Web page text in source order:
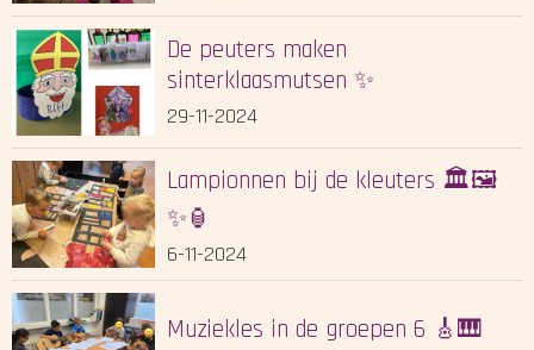
De peuters maken
sinterklaasmutsen ✨
29-11-2024
Lampionnen bij de kleuters 🏛️🖼️
✨🏮
6-11-2024
Muziekles in de groepen 6 🎸🎹